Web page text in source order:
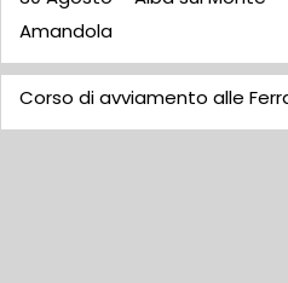
Amandola
Corso di avviamento alle